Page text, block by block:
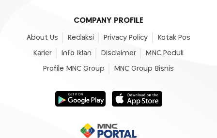
COMPANY PROFILE
About Us Redaksi Privacy Policy Kotak Pos
Karier Info Iklan Disclaimer MNC Peduli
Profile MNC Group MNC Group Bisnis